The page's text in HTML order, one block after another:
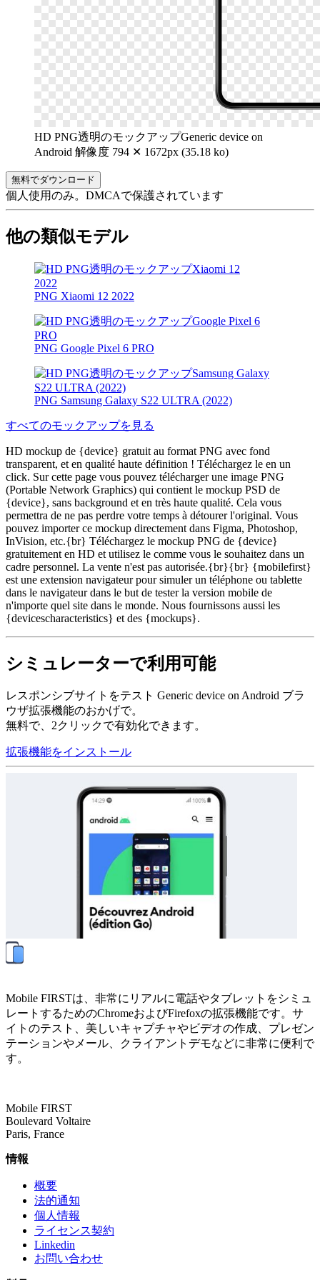
HD PNG透明のモックアップGeneric device on
Android 解像度 794 ✕ 1672px (35.18 ko)
無料でダウンロード
個人使用のみ。DMCAで保護されています
他の類似モデル
PNG Xiaomi 12 2022
PNG Google Pixel 6 PRO
PNG Samsung Galaxy S22 ULTRA (2022)
すべてのモックアップを見る
HD mockup de {device} gratuit au format PNG avec fond
transparent, et en qualité haute définition ! Téléchargez le en un
click. Sur cette page vous pouvez télécharger une image PNG
(Portable Network Graphics) qui contient le mockup PSD de
{device}, sans background et en très haute qualité. Cela vous
permettra de ne pas perdre votre temps à détourer l'original. Vous
pouvez importer ce mockup directement dans Figma, Photoshop,
InVision, etc.{br} Téléchargez le mockup PNG de {device}
gratuitement en HD et utilisez le comme vous le souhaitez dans un
cadre personnel. La vente n'est pas autorisée.{br}{br} {mobilefirst}
est une extension navigateur pour simuler un téléphone ou tablette
dans le navigateur dans le but de tester la version mobile de
n'importe quel site dans le monde. Nous fournissons aussi les
{devicescharacteristics} et des {mockups}.
シミュレーターで利用可能
レスポンシブサイトをテスト Generic device on Android ブラ
ウザ拡張機能のおかげで。
無料で、2クリックで有効化できます。
拡張機能をインストール
Mobile FIRSTは、非常にリアルに電話やタブレットをシミュ
レートするためのChromeおよびFirefoxの拡張機能です。サ
イトのテスト、美しいキャプチャやビデオの作成、プレゼン
テーションやメール、クライアントデモなどに非常に便利で
す。
Mobile FIRST
Boulevard Voltaire
Paris, France
情報
概要
法的通知
個人情報
ライセンス契約
Linkedin
お問い合わせ